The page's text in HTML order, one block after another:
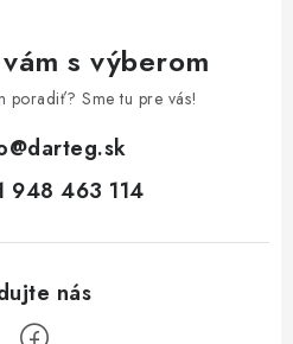
s výberom
poradiť? Sme tu pre vás!
@darteg.sk
948 463 114